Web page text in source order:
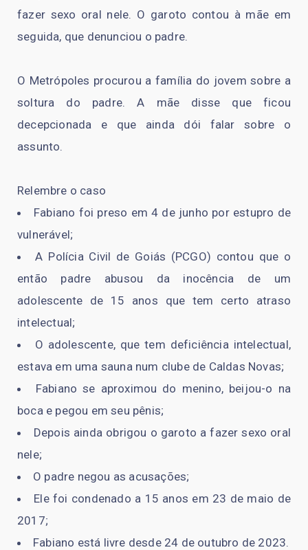
fazer sexo oral nele. O garoto contou à mãe em
seguida, que denunciou o padre.
O Metrópoles procurou a família do jovem sobre a
soltura do padre. A mãe disse que ficou
decepcionada e que ainda dói falar sobre o
assunto.
Relembre o caso
Fabiano foi preso em 4 de junho por estupro de
vulnerável;
A Polícia Civil de Goiás (PCGO) contou que o
então padre abusou da inocência de um
adolescente de 15 anos que tem certo atraso
intelectual;
O adolescente, que tem deficiência intelectual,
estava em uma sauna num clube de Caldas Novas;
Fabiano se aproximou do menino, beijou-o na
boca e pegou em seu pênis;
Depois ainda obrigou o garoto a fazer sexo oral
nele;
O padre negou as acusações;
Ele foi condenado a 15 anos em 23 de maio de
2017;
Fabiano está livre desde 24 de outubro de 2023.